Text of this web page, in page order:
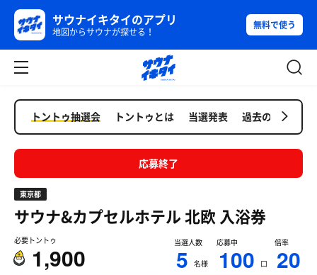
サウナイキタイのアプリ
地図からサウナが探せる！
無料で使う
トントゥ抽選会 トントゥとは 当選発表 過去の抽選会
応募終了
東京都
サウナ&カプセルホテル 北欧 入浴券
必要トントゥ
1,900
当選人数
5 名様
応募中
100 口
倍率
20